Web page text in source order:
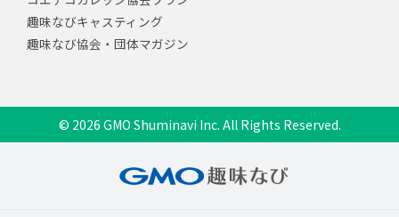
趣味なびキャスティング
趣味なび協会・団体マガジン
© 2026 GMO Shuminavi Inc. All Rights Reserved.